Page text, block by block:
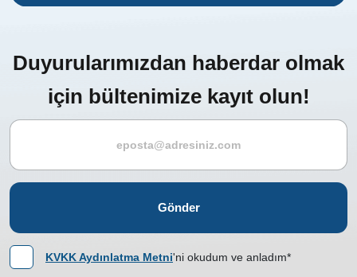
Duyurularımızdan haberdar olmak
için bültenimize kayıt olun!
Gönder
KVKK Aydınlatma Metni'ni okudum ve anladım*